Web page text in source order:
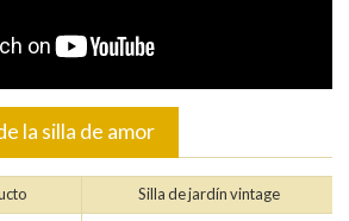
la silla de amor
Silla de jardín vintage